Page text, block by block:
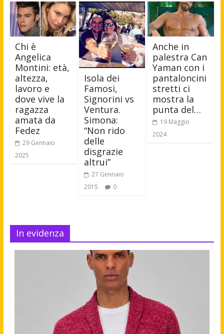
Chi è
Angelica
Montini: età,
altezza,
lavoro e
dove vive la
ragazza
amata da
Fedez
29 Gennaio
2025
Isola dei
Famosi,
Signorini vs
Ventura.
Simona:
“Non rido
delle
disgrazie
altrui”
27 Gennaio
2015
0
Anche in
palestra Can
Yaman con i
pantaloncini
stretti ci
mostra la
punta del…
19 Maggio
2024
In evidenza